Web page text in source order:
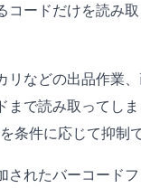
コードだけを読み
リなどの出品作業
まで読み取ってし
条件に応じて抑制
されたバーコード